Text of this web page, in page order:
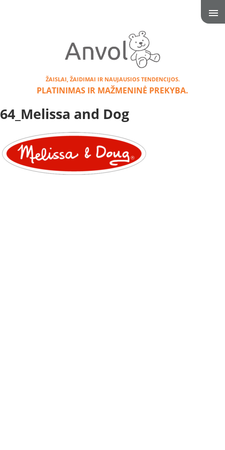
ŽAISLAI, ŽAIDIMAI IR NAUJAUSIOS TENDENCIJOS.
PLATINIMAS IR MAŽMENINĖ PREKYBA.
64_Melissa and Dog